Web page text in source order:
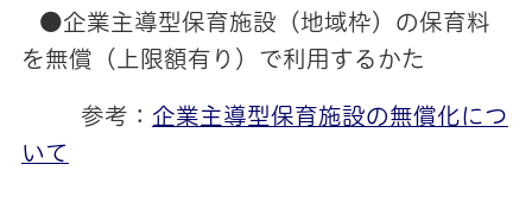
●企業主導型保育施設（地域枠）の保育料
を無償（上限額有り）で利用するかた
参考： 企業主導型保育施設の無償化につ
いて